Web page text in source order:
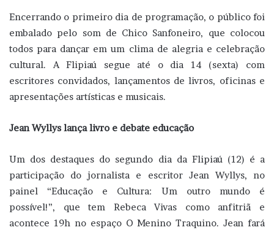
Encerrando o primeiro dia de programação, o público foi
embalado pelo som de Chico Sanfoneiro, que colocou
todos para dançar em um clima de alegria e celebração
cultural. A Flipiaú segue até o dia 14 (sexta) com
escritores convidados, lançamentos de livros, oficinas e
apresentações artísticas e musicais.
Jean Wyllys lança livro e debate educação
Um dos destaques do segundo dia da Flipiaú (12) é a
participação do jornalista e escritor Jean Wyllys, no
painel “Educação e Cultura: Um outro mundo é
possível!”, que tem Rebeca Vivas como anfitriã e
acontece 19h no espaço O Menino Traquino. Jean fará